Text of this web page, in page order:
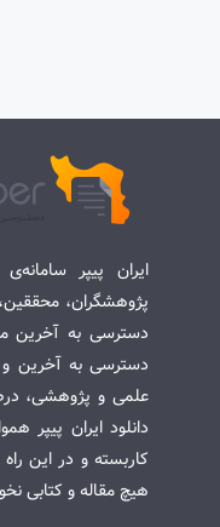
ایران پیپر
پژوهشگران،
دسترسی به آخرین
دسترسی به آخرین و
علمی و پژوهشی،
دانلود ایران پیپر
کاربسته و در این
هیچ مقاله و کتابی